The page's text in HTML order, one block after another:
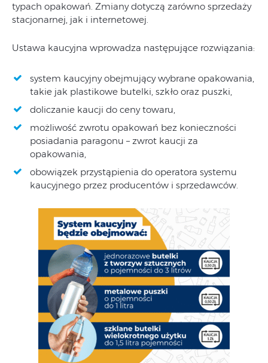
typach opakowań. Zmiany dotyczą zarówno sprzedaży
stacjonarnej, jak i internetowej.
Ustawa kaucyjna wprowadza następujące rozwiązania:
system kaucyjny obejmujący wybrane opakowania,
takie jak plastikowe butelki, szkło oraz puszki,
doliczanie kaucji do ceny towaru,
możliwość zwrotu opakowań bez konieczności
posiadania paragonu – zwrot kaucji za
opakowania,
obowiązek przystąpienia do operatora systemu
kaucyjnego przez producentów i sprzedawców.